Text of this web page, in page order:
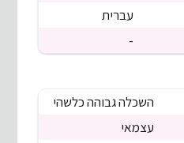
עברית
-
השכלה גבוהה כלשהי
עצמאי